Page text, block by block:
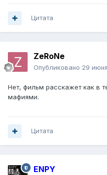
Цитата
ZeRoNe
Опубликовано 29
Нет, фильм расскажет как в
мафиями.
Цитата
ENPY